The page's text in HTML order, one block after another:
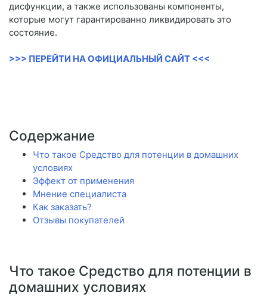
дисфункции, а также использованы компоненты,
которые могут гарантированно ликвидировать это
состояние.
>>> ПЕРЕЙТИ НА ОФИЦИАЛЬНЫЙ САЙТ <<<
Содержание
Что такое Средство для потенции в домашних
условиях
Эффект от применения
Мнение специалиста
Как заказать?
Отзывы покупателей
Что такое Средство для потенции в
домашних условиях